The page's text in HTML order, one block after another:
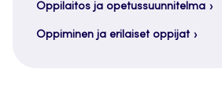
Oppilaitos ja opetussuunnitelma
Oppiminen ja erilaiset oppijat